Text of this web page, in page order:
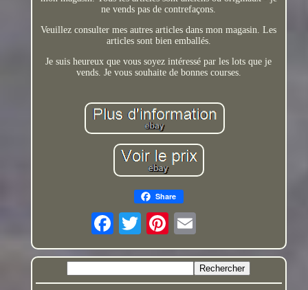
ne vends pas de contrefaçons.
Veuillez consulter mes autres articles dans mon magasin. Les
articles sont bien emballés.
Je suis heureux que vous soyez intéressé par les lots que je
vends. Je vous souhaite de bonnes courses.
Share